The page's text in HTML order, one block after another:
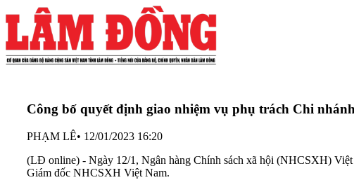
Công bố quyết định giao nhiệm vụ phụ trách Chi
PHẠM LÊ• 12/01/2023 16:20
(LĐ online) - Ngày 12/1, Ngân hàng Chính sách xã hội (NHCSXH)
Giám đốc NHCSXH Việt Nam.